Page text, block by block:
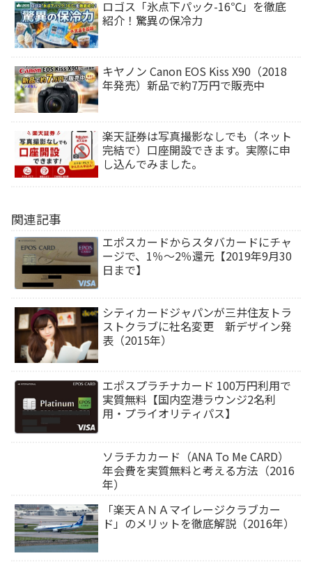
ロゴス「氷点下パック-16℃」を徹底
紹介！驚異の保冷力
キヤノン Canon EOS Kiss X90（2018
年発売）新品で約7万円で販売中
楽天証券は写真撮影なしでも（ネット
完結で）口座開設できます。実際に申
し込んでみました。
関連記事
エポスカードからスタバカードにチャ
ージで、1％～2％還元【2019年9月30
日まで】
シティカードジャパンが三井住友トラ
ストクラブに社名変更 新デザイン発
表（2015年）
エポスプラチナカード 100万円利用で
実質無料【国内空港ラウンジ2名利
用・プライオリティパス】
ソラチカカード（ANA To Me CARD）
年会費を実質無料と考える方法（2016
年）
「楽天ＡＮＡマイレージクラブカー
ド」のメリットを徹底解説（2016年）